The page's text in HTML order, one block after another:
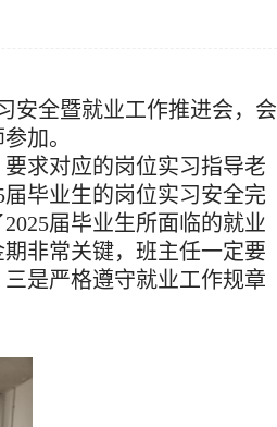
安全暨就业工作推进会，会
参加。
求对应的岗位实习指导老
毕业生的岗位实习安全完
2025届毕业生所面临的就业
非常关键，班主任一定要
是严格遵守就业工作规章